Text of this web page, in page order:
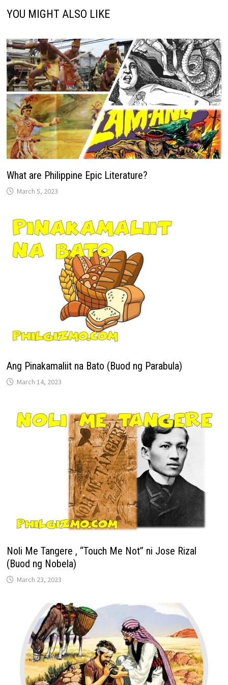
YOU MIGHT ALSO LIKE
What are Philippine Epic Literature?
March 5, 2023
Ang Pinakamaliit na Bato (Buod ng Parabula)
March 14, 2023
Noli Me Tangere , “Touch Me Not” ni Jose Rizal
(Buod ng Nobela)
March 23, 2023